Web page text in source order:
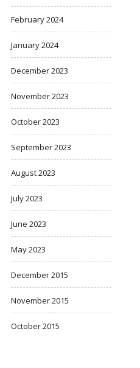
February 2024
January 2024
December 2023
November 2023
October 2023
September 2023
August 2023
July 2023
June 2023
May 2023
December 2015
November 2015
October 2015